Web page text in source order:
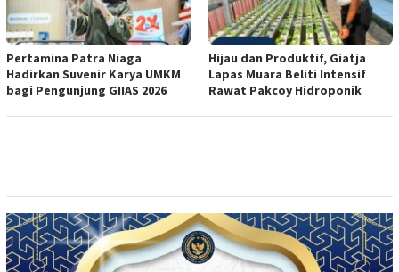
Pertamina Patra Niaga
Hadirkan Suvenir Karya UMKM
bagi Pengunjung GIIAS 2026
Hijau dan Produktif, Giatja
Lapas Muara Beliti Intensif
Rawat Pakcoy Hidroponik